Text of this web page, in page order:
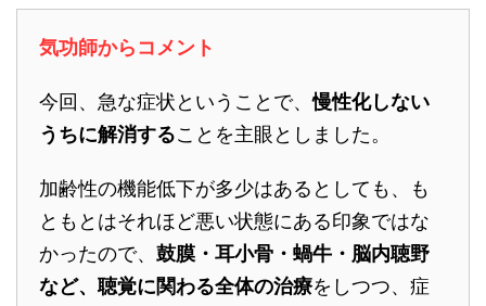
気功師からコメント
今回、急な症状ということで、慢性化しない
うちに解消することを主眼としました。
加齢性の機能低下が多少はあるとしても、も
ともとはそれほど悪い状態にある印象ではな
かったので、 鼓膜・耳小骨・蝸牛・脳内聴野
など、聴覚に関わる全体の治療をしつつ、症